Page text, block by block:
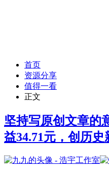
首页
资源分享
值得一看
正文
坚持写原创文章的
益34.71元，创历史